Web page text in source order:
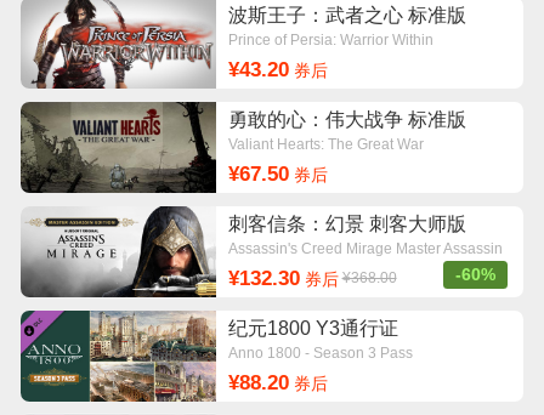
波斯王子：武者之心 标准版
Prince of Persia: Warrior Within
¥43.20券后
勇敢的心：伟大战争 标准版
Valiant Hearts: The Great War
¥67.50券后
刺客信条：幻景 刺客大师版
Assassin's Creed Mirage Master Assassin
¥132.30券后 ¥368.00 -60%
纪元1800 Y3通行证
Anno 1800 - Season 3 Pass
¥88.20券后